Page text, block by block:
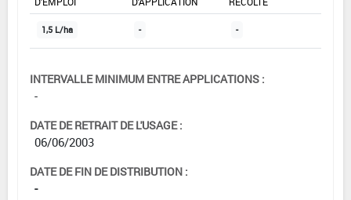
1,5 L/ha - -
INTERVALLE MINIMUM ENTRE APPLICATIONS :
-
DATE DE RETRAIT DE L'USAGE :
06/06/2003
DATE DE FIN DE DISTRIBUTION :
-